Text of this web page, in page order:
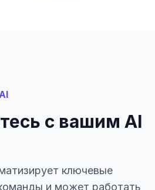
с вашим AI
ключевые
и может работать